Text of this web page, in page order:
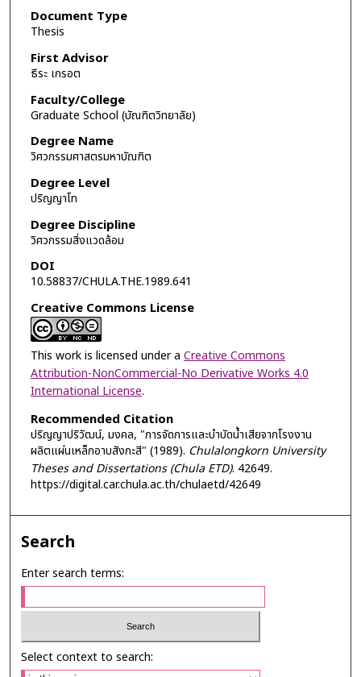
Document Type
Thesis
First Advisor
ธีระ เกรอต
Faculty/College
Graduate School (บัณฑิตวิทยาลัย)
Degree Name
วิศวกรรมศาสตรมหาบัณฑิต
Degree Level
ปริญญาโท
Degree Discipline
วิศวกรรมสิ่งแวดล้อม
DOI
10.58837/CHULA.THE.1989.641
Creative Commons License
This work is licensed under a Creative Commons
Attribution-NonCommercial-No Derivative Works 4.0
International License.
Recommended Citation
ปริญญาปริวัฒน์, มงคล, "การจัดการและบำบัดน้ำเสียจากโรงงาน
ผลิตแผ่นเหล็กอาบสังกะสี" (1989). Chulalongkorn University
Theses and Dissertations (Chula ETD). 42649.
https://digital.car.chula.ac.th/chulaetd/42649
Search
Enter search terms:
Select context to search: